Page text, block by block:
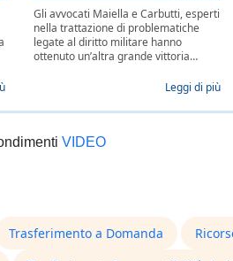
Gli avvocati Maiella e Carbutti, esperti
nella trattazione di problematiche
legate al diritto militare hanno
ottenuto un’altra grande vittoria…
Leggi di più
VIDEO
Trasferimento a Domanda